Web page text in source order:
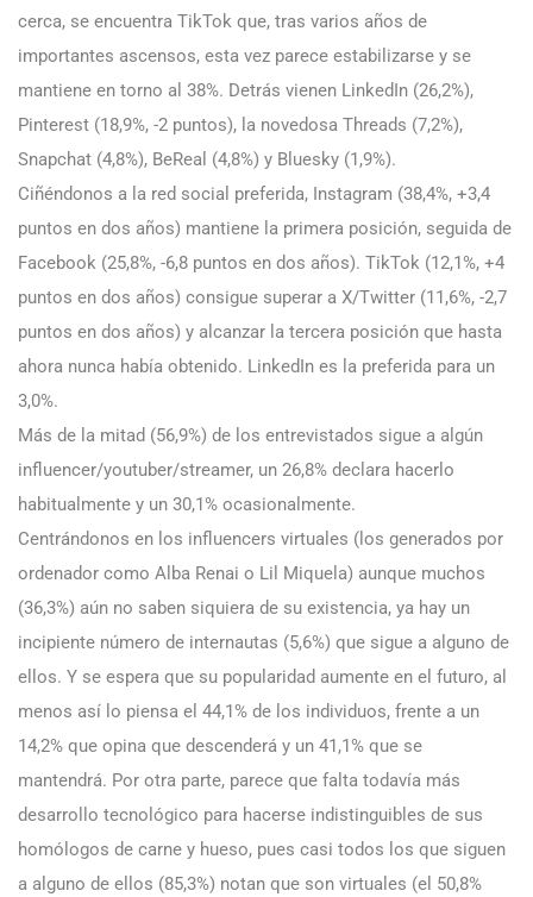
cerca, se encuentra TikTok que, tras varios años de
importantes ascensos, esta vez parece estabilizarse y se
mantiene en torno al 38%. Detrás vienen LinkedIn (26,2%),
Pinterest (18,9%, -2 puntos), la novedosa Threads (7,2%),
Snapchat (4,8%), BeReal (4,8%) y Bluesky (1,9%).
Ciñéndonos a la red social preferida, Instagram (38,4%, +3,4
puntos en dos años) mantiene la primera posición, seguida de
Facebook (25,8%, -6,8 puntos en dos años). TikTok (12,1%, +4
puntos en dos años) consigue superar a X/Twitter (11,6%, -2,7
puntos en dos años) y alcanzar la tercera posición que hasta
ahora nunca había obtenido. LinkedIn es la preferida para un
3,0%.
Más de la mitad (56,9%) de los entrevistados sigue a algún
influencer/youtuber/streamer, un 26,8% declara hacerlo
habitualmente y un 30,1% ocasionalmente.
Centrándonos en los influencers virtuales (los generados por
ordenador como Alba Renai o Lil Miquela) aunque muchos
(36,3%) aún no saben siquiera de su existencia, ya hay un
incipiente número de internautas (5,6%) que sigue a alguno de
ellos. Y se espera que su popularidad aumente en el futuro, al
menos así lo piensa el 44,1% de los individuos, frente a un
14,2% que opina que descenderá y un 41,1% que se
mantendrá. Por otra parte, parece que falta todavía más
desarrollo tecnológico para hacerse indistinguibles de sus
homólogos de carne y hueso, pues casi todos los que siguen
a alguno de ellos (85,3%) notan que son virtuales (el 50,8%